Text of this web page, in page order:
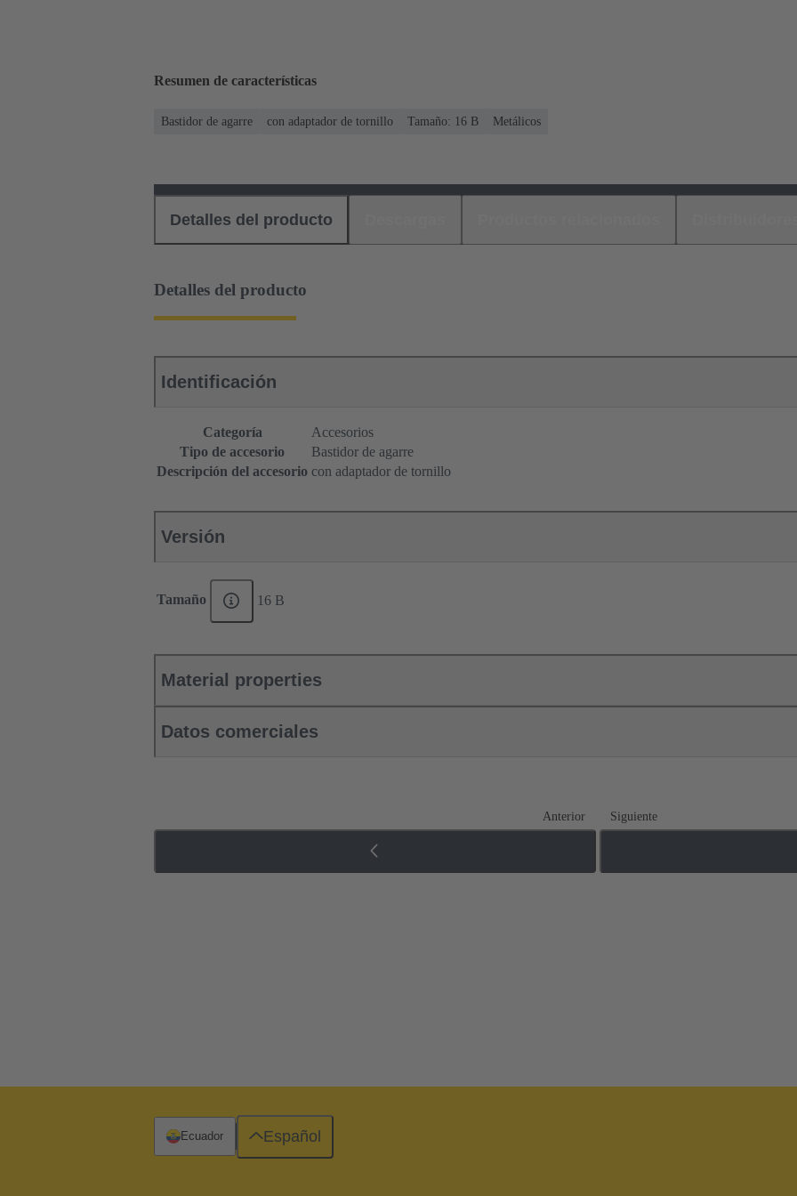
Resumen de características
Bastidor de agarre con adaptador de tornillo Tamaño: 16 B Metálicos
Detalles del producto
Detalles del producto
Identificación
Categoría
Accesorios
Tipo de accesorio
Bastidor de agarre
Descripción del accesorio con adaptador de tornillo
Versión
Tamaño 16 B
Material properties
Datos comerciales
Anterior Siguiente
Ecuador Español